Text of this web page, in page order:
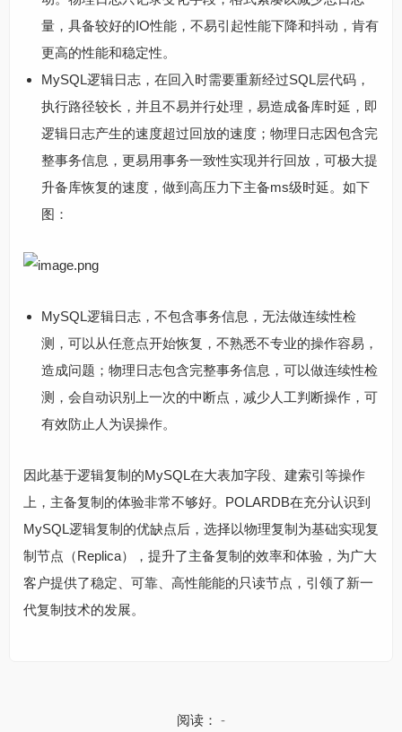
量，具备较好的IO性能，不易引起性能下降和抖动，肯有
更高的性能和稳定性。
MySQL逻辑日志，在回入时需要重新经过SQL层代码，
执行路径较长，并且不易并行处理，易造成备库时延，即
逻辑日志产生的速度超过回放的速度；物理日志因包含完
整事务信息，更易用事务一致性实现并行回放，可极大提
升备库恢复的速度，做到高压力下主备ms级时延。如下
图：
MySQL逻辑日志，不包含事务信息，无法做连续性检
测，可以从任意点开始恢复，不熟悉不专业的操作容易，
造成问题；物理日志包含完整事务信息，可以做连续性检
测，会自动识别上一次的中断点，减少人工判断操作，可
有效防止人为误操作。
因此基于逻辑复制的MySQL在大表加字段、建索引等操作
上，主备复制的体验非常不够好。POLARDB在充分认识到
MySQL逻辑复制的优缺点后，选择以物理复制为基础实现复
制节点（Replica），提升了主备复制的效率和体验，为广大
客户提供了稳定、可靠、高性能能的只读节点，引领了新一
代复制技术的发展。
阅读： -